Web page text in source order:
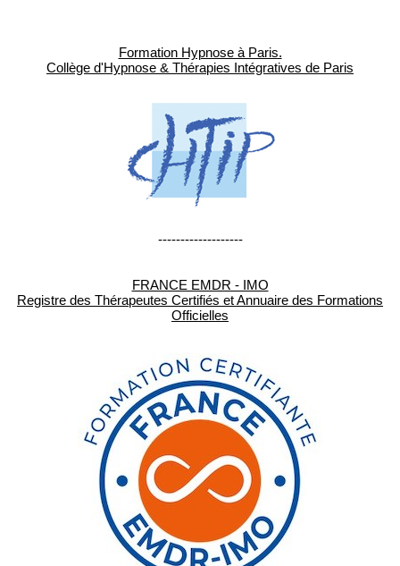
Formation Hypnose à Paris.
Collège d'Hypnose & Thérapies Intégratives de Paris
-------------------
FRANCE EMDR - IMO
Registre des Thérapeutes Certifiés et Annuaire des Formations
Officielles